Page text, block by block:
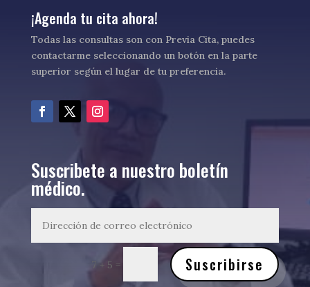
¡Agenda tu cita ahora!
Todas las consultas son con Previa Cita, puedes
contactarme seleccionando un botón en la parte
superior según el lugar de tu preferencia.
Suscribete a nuestro boletín
médico.
7 + 5 = Suscribirse